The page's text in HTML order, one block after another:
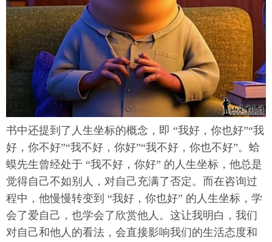
书中还提到了人生坐标的概念，即 “我好，你也好”“我
好，你不好”“我不好，你好”“我不好，你也不好”。蛤
蟆先生曾经处于 “我不好，你好” 的人生坐标，他总是
觉得自己不如别人，对自己充满了否定。而在咨询过
程中，他慢慢转变到 “我好，你也好” 的人生坐标，学
会了爱自己，也学会了欣赏他人。这让我明白，我们
对自己和他人的看法，会直接影响我们的生活态度和